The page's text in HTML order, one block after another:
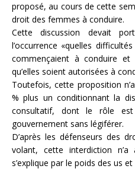
proposé, au cours de cette
droit des femmes à conduire.
Cette discussion devait
l’occurrence «quelles
commençaient à conduire et
qu’elles soient autorisées à
Toutefois, cette proposition
% plus un conditionnant la
consultatif, dont le rôle est
gouvernement sans légiférer.
D’après les défenseurs des
volant, cette interdiction
s’explique par le poids des us